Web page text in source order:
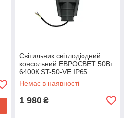
Світильник світлодіодний
консольний ЕВРОСВЕТ 50Вт
6400К ST-50-VE IP65
Немає в наявності
1 980 ₴